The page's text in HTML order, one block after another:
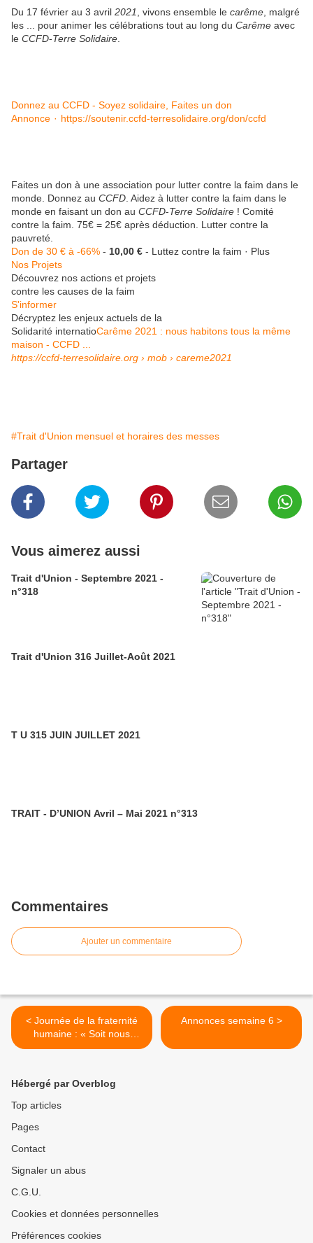
Du 17 février au 3 avril 2021 , vivons ensemble le carême , malgré
les ... pour animer les célébrations tout au long du Carême avec
le CCFD-Terre Solidaire
Donnez au CCFD - Soyez solidaire, Faites un don
Annonce · https://soutenir.ccfd-terresolidaire.org/don/ccfd
Faites un don à une association pour lutter contre la faim dans le
monde. Donnez au CCFD . Aidez à lutter contre la faim dans le
monde en faisant un don au CCFD-Terre Solidaire ! Comité
contre la faim. 75€ = 25€ après déduction. Lutter contre la
pauvreté.
Don de 30 € à -66% - 10,00 € - Luttez contre la faim · Plus
Nos Projets
Découvrez nos actions et projets
contre les causes de la faim
S'informer
Décryptez les enjeux actuels de la
Solidarité internatioCarême 2021 : nous habitons tous la même
maison - CCFD ...
https://ccfd-terresolidaire.org › mob › careme2021
#Trait d'Union mensuel et horaires des messes
Partager
Vous aimerez aussi
Trait d'Union - Septembre 2021 -
n°318
Trait d'Union 316 Juillet-Août 2021
T U 315 JUIN JUILLET 2021
TRAIT - D’UNION Avril – Mai 2021 n°313
Commentaires
Ajouter un commentaire
< Journée de la fraternité
humaine : « Soit nous
sommes frères… soit tout
Annonces semaine 6 >
Hébergé par Overblog
Top articles
Pages
Contact
Signaler un abus
C.G.U.
Cookies et données personnelles
Préférences cookies